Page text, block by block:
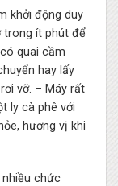
khởi động duy
trong ít phút để
quai cầm
hay lấy
vỡ. – Máy rất
ly cà phê với
hương vị khi
chức